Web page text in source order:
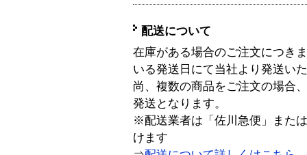
配送について
在庫がある場合のご注文につき
いる発送日にて当社より発送い
尚、複数の商品をご注文の場合
発送となります。
※配送業者は「佐川急便」また
けます